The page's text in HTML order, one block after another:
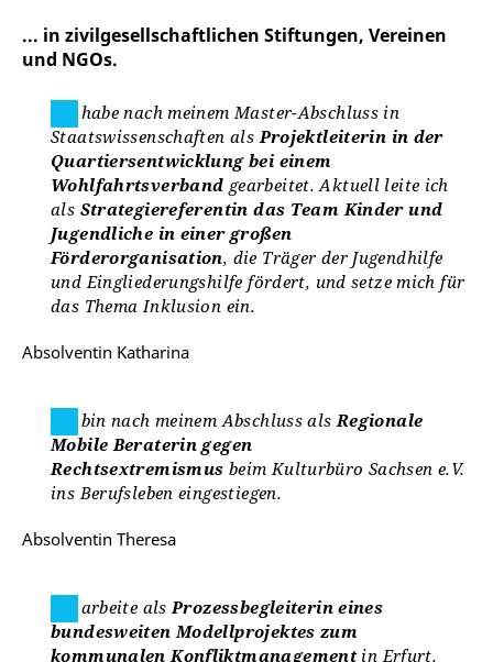
... in zivilgesellschaftlichen Stiftungen, Vereinen
und NGOs.
Ich habe nach meinem Master-Abschluss in
Staatswissenschaften alsProjektleiterin in der
Quartiersentwicklung bei einem
Wohlfahrtsverband gearbeitet. Aktuell leite ich
als Strategiereferentin das Team Kinder und
Jugendliche in einer großen
Förderorganisation, die Träger der Jugendhilfe
und Eingliederungshilfe fördert, und setze mich für
das Thema Inklusion ein.
Absolventin Katharina
Ich bin nach meinem Abschluss alsRegionale
Mobile Beraterin gegen
Rechtsextremismus beim Kulturbüro Sachsen e.V.
ins Berufsleben eingestiegen.
Absolventin Theresa
Ich arbeite alsProzessbegleiterin eines
bundesweiten Modellprojektes zum
kommunalen Konfliktmanagementin Erfurt.